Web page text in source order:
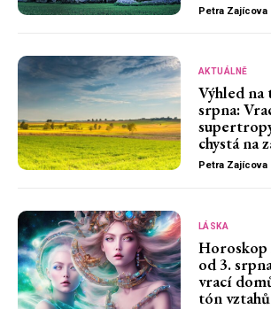
Petra Zajícova
AKTUÁLNĚ
Výhled na
srpna:
chystá na
Petra Zajícova
LÁSKA
Horoskop
od 3.
vrací
tón vztahů